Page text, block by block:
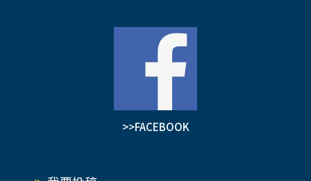
轉型與產業技術升級的種種難題與挑戰。 其實，
蔡政府每一項經濟政策背後，均非為大多數人民的
福利著想，而是利用施予人民小惠，來掩蓋其圖利
大富長者的私利。仔細端詳前行政院長林全所提出
道它是為富人減稅所精心設計的稅式支出劇本，是
假借調高標準扣除額與薪資特別扣除額，掩飾蔡政
>>FACEBOOK